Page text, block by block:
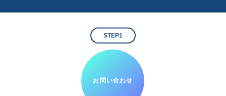
STEP1
お問い合わせ